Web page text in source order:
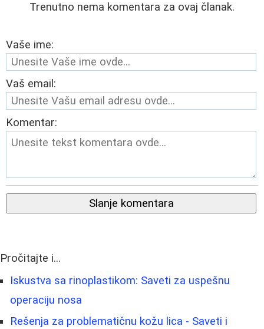
Trenutno nema komentara za ovaj članak.
Vaše ime:
Vaš email:
Komentar:
Slanje komentara
Pročitajte i...
Iskustva sa rinoplastikom: Saveti za uspešnu
operaciju nosa
Rešenja za problematičnu kožu lica - Saveti i